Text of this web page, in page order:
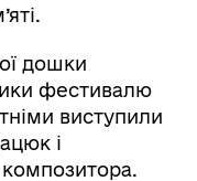
дошки
фестивалю
виступили
і